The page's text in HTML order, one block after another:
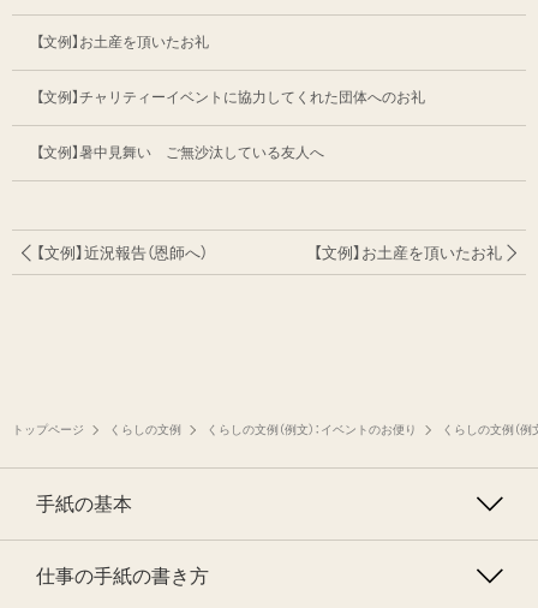
【文例】お土産を頂いたお礼
【文例】チャリティーイベントに協力してくれた団体へのお礼
【文例】暑中見舞い ご無沙汰している友人へ
【文例】近況報告（恩師へ） 【文例】お土産を頂いたお礼
トップページ くらしの文例 くらしの文例（例文）：イベントのお便り くらしの文例（例
手紙の基本
仕事の手紙の書き方